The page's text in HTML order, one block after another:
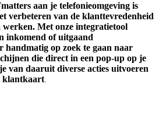
aan je telefonieomgeving is
verbeteren van de klanttevredenheid
Met onze integratietool
inkomend of uitgaand
handmatig op zoek te gaan naar
die direct in een pop-up op je
van daaruit diverse acties uitvoeren
klantkaart.